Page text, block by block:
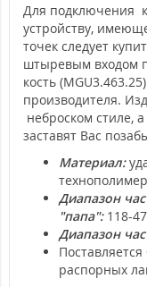
Для подключения
устройству,
точек следует
штыревым входом
кость
производителя.
неброском стиле,
заставят Вас
Материал:
Диапазон
"папа":118-
Диапазон
распорных